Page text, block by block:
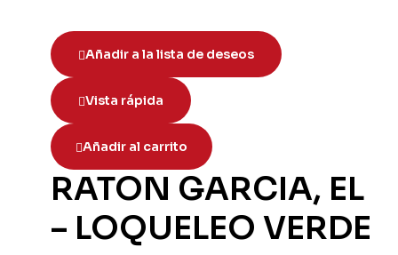
Añadir a la lista de deseos
Vista rápida
Añadir al carrito
RATON GARCIA, EL
– LOQUELEO VERDE